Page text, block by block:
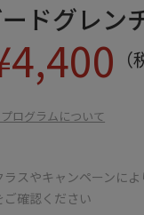
ドグレン
4,400
ログラムについて
スやキャンペーンに
確認ください